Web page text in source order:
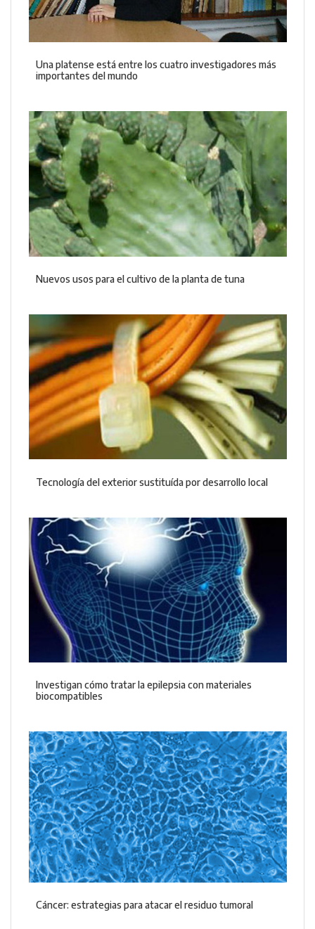
Una platense está entre los cuatro investigadores más
importantes del mundo
Nuevos usos para el cultivo de la planta de tuna
Tecnología del exterior sustituída por desarrollo local
Investigan cómo tratar la epilepsia con materiales
biocompatibles
Cáncer: estrategias para atacar el residuo tumoral